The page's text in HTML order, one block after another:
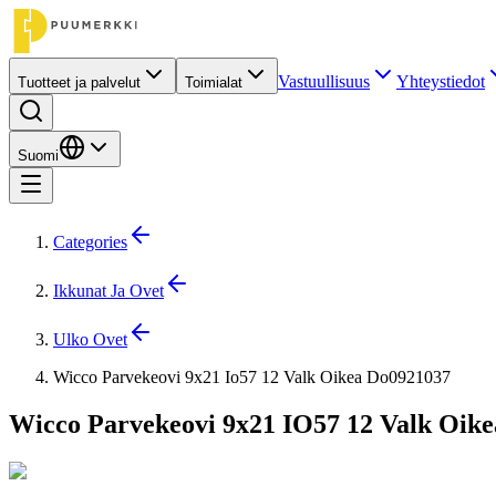
Tuotteet ja palvelut Toimialat Vastuullisuus Yhteystiedot
Suomi
Categories
Ikkunat Ja Ovet
Ulko Ovet
Wicco Parvekeovi 9x21 Io57 12 Valk Oikea Do0921037
Wicco Parvekeovi 9x21 IO57 12 Valk